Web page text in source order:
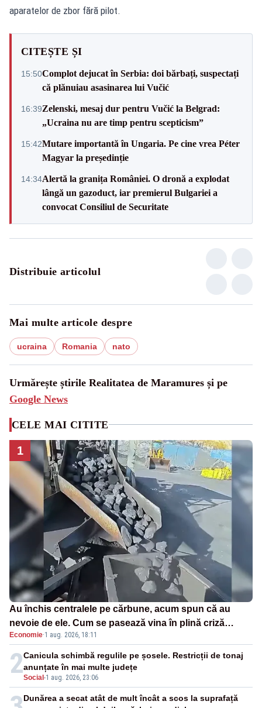
aparatelor de zbor fără pilot.
CITEȘTE ȘI
15:50Complot dejucat în Serbia: doi bărbați, suspectați
că plănuiau asasinarea lui Vučić
16:39Zelenski, mesaj dur pentru Vučić la Belgrad:
„Ucraina nu are timp pentru scepticism”
15:42Mutare importantă în Ungaria. Pe cine vrea Péter
Magyar la președinție
14:34Alertă la granița României. O dronă a explodat
lângă un gazoduct, iar premierul Bulgariei a
convocat Consiliul de Securitate
Distribuie articolul
Mai multe articole despre
ucraina Romania nato
Urmărește știrile Realitatea de Maramures și pe
Google News
CELE MAI CITITE
1
Au închis centralele pe cărbune, acum spun că au
nevoie de ele. Cum se pasează vina în plină criză
energetică
Economie·1 aug. 2026, 18:11
2Social -1 aug. 2026, 23:06
Canicula schimbă regulile pe șosele. Restricții de tonaj
anunțate în mai multe județe
Dunărea a secat atât de mult încât a scos la suprafață